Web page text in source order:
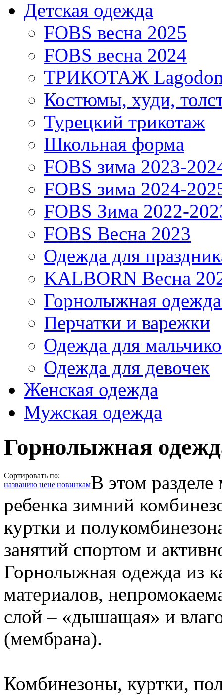
Детская одежда
FOBS весна 2025
FOBS весна 2024
ТРИКОТАЖ
Костюмы, худи,
Турецкий трикотаж
Школьная форма
FOBS зима 2023-
FOBS зима 2024-
FOBS Зима 2022-
FOBS Весна 2023
Одежда для
KALBORN Весна
Горнолыжная
Перчатки и варежки
Одежда для
Одежда для девочек
Женская одежда
Мужская одежда
Горнолыжная
Сортировать по:
названию цене новинкамВ этом
ребенка зимний
куртки и
занятий спортом и
Горнолыжная одежда из
материалов,
слой – «дышащая» и
(мембрана).
Комбинезоны, куртки,